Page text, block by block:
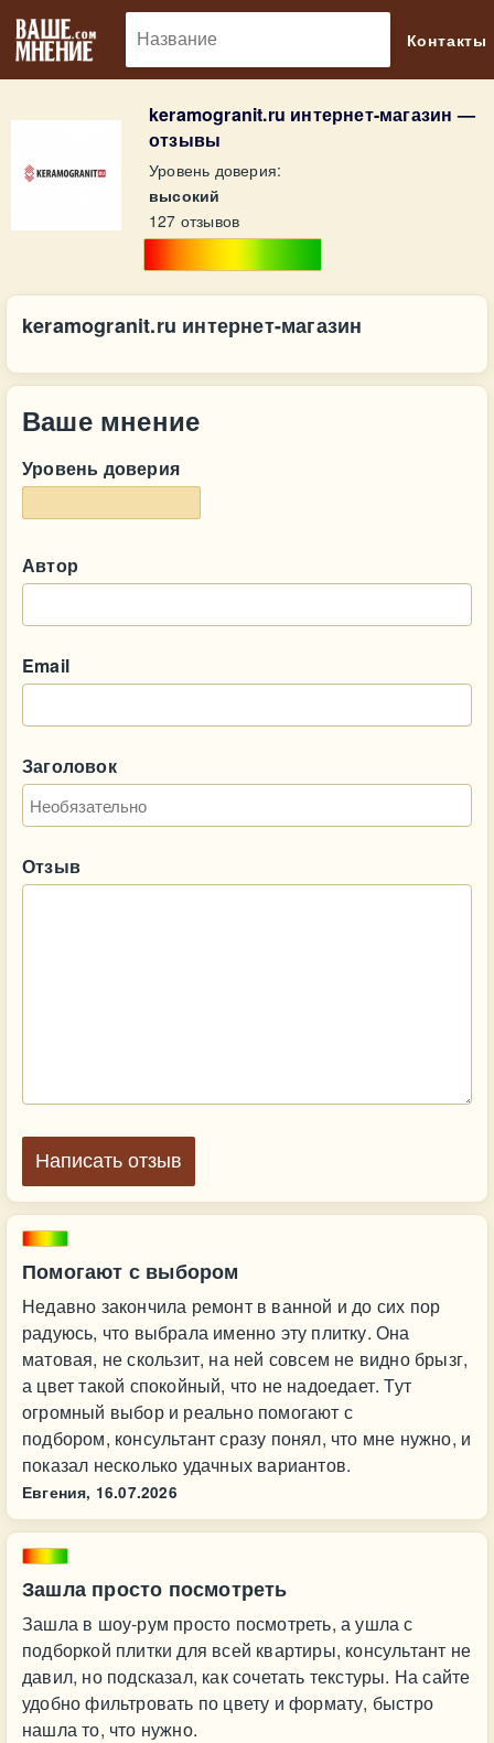
Контакты
keramogranit.ru интернет-магазин —
отзывы
Уровень доверия:
высокий
127 отзывов
Помогают с выбором
Недавно закончила ремонт в ванной и до сих пор
радуюсь, что выбрала именно эту плитку. Она
матовая, не скользит, на ней совсем не видно брызг,
а цвет такой спокойный, что не надоедает. Тут
огромный выбор и реально помогают с
подбором, консультант сразу понял, что мне нужно, и
показал несколько удачных вариантов.
Евгения, 16.07.2026
Зашла просто посмотреть
Зашла в шоу‑рум просто посмотреть, а ушла с
подборкой плитки для всей квартиры, консультант не
давил, но подсказал, как сочетать текстуры. На сайте
удобно фильтровать по цвету и формату, быстро
нашла то, что нужно.
keramogranit.ru интернет-магазин
Ваше мнение
Уровень доверия
Автор
Email
Заголовок
Отзыв
Написать отзыв